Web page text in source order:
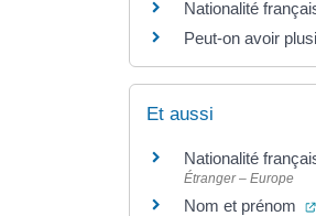
Nationalité
Peut-on avoir
Et aussi
Nationalité
Étranger – Europe
Nom et prénom